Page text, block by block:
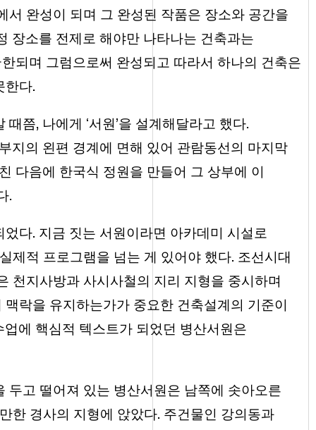
완성이 되며 그 완성된 작품은 장소와 공간을
장소를 전제로 해야만 나타나는 건축과는
되며 그럼으로써 완성되고 따라서 하나의 건축은
한다.
쯤, 나에게 ‘서원’을 설계해달라고 했다.
지의 왼편 경계에 면해 있어 관람동선의 마지막
다음에 한국식 정원을 만들어 그 상부에 이
.
다. 지금 짓는 서원이라면 아카데미 시설로
제적 프로그램을 넘는 게 있어야 했다. 조선시대
천지사방과 사시사철의 지리 지형을 중시하며
락을 유지하는가가 중요한 건축설계의 기준이
에 핵심적 텍스트가 되었던 병산서원은
고 떨어져 있는 병산서원은 남쪽에 솟아오른
한 경사의 지형에 앉았다. 주건물인 강의동과